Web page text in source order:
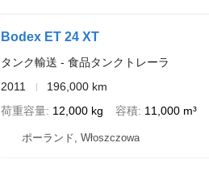
Bodex ET 24 XT
タンク輸送 - 食品タンクトレーラ
2011
196,000 km
荷重容量 12,000 kg 容積 11,000 m³
ポーランド, Włoszczowa